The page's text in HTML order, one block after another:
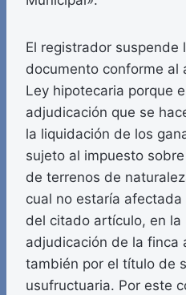
El registrador suspende
documento conforme al
Ley hipotecaria porque
adjudicación que se
la liquidación de los
sujeto al impuesto
de terrenos de
cual no estaría
del citado artículo, en la
adjudicación de la finca
también por el título de
usufructuaria. Por este